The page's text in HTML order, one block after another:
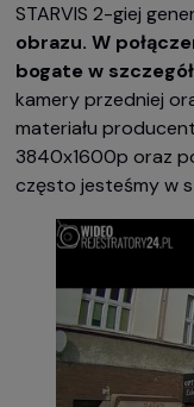
STARVIS 2-giej
obrazu. W
bogate w
kamery przedniej
materiału
3840x1600p oraz
często jesteśmy w